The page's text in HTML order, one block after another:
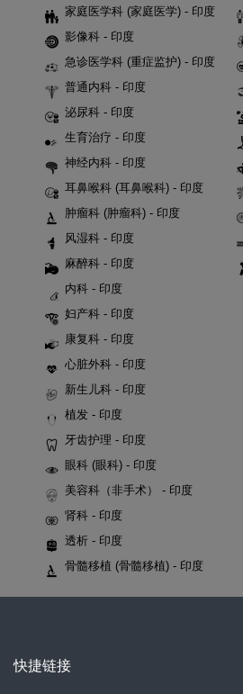
家庭医学科 (家庭医学) - 印度
影像科 - 印度
急诊医学科 (重症监护) - 印度
普通内科 - 印度
泌尿科 - 印度
生育治疗 - 印度
神经内科 - 印度
耳鼻喉科 (耳鼻喉科) - 印度
肿瘤科 (肿瘤科) - 印度
风湿科 - 印度
麻醉科 - 印度
内科 - 印度
妇产科 - 印度
康复科 - 印度
心脏外科 - 印度
新生儿科 - 印度
植发 - 印度
牙齿护理 - 印度
眼科 (眼科) - 印度
美容科（非手术） - 印度
肾科 - 印度
透析 - 印度
骨髓移植 (骨髓移植) - 印度
快捷链接